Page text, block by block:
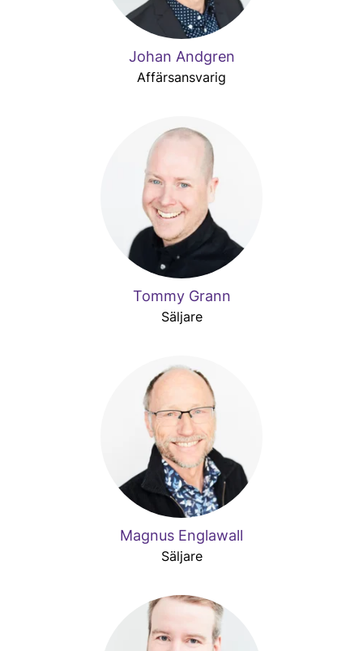
Johan Andgren
Affärsansvarig
Tommy Grann
Säljare
Magnus Englawall
Säljare